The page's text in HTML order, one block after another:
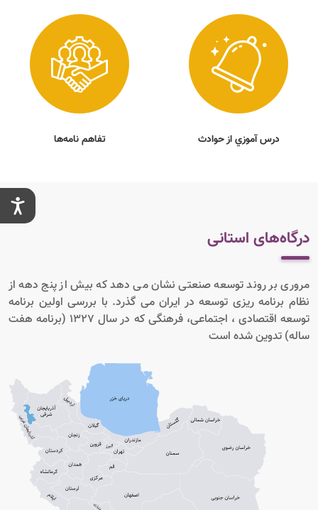
درس آموزي از حوادث تفاهم نامه‌ها
درگاه‌های استانی
مروری بر روند توسعه صنعتی نشان می دهد که بیش از پنج دهه از
نظام برنامه ریزی توسعه در ایران می گذرد. با بررسی اولین برنامه
توسعه اقتصادی ، اجتماعی، فرهنگی که در سال 1327 (برنامه هفت
ساله) تدوین شده است